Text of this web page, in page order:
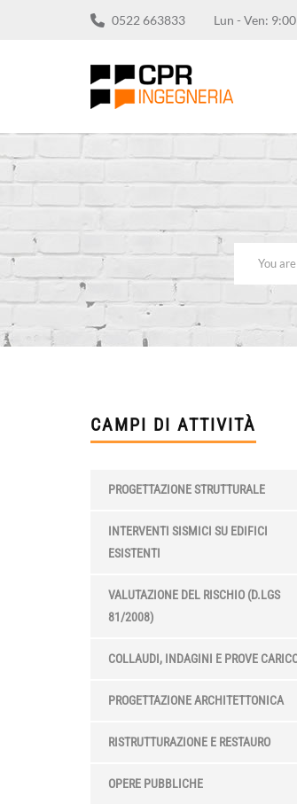
0522 663833 Lun - Ven:
CAMPI DI ATTIVITÀ
PROGETTAZIONE STRUTTURALE
INTERVENTI SISMICI SU EDIFICI
ESISTENTI
VALUTAZIONE DEL RISCHIO (D.LGS
81/2008)
COLLAUDI, INDAGINI E PROVE
PROGETTAZIONE ARCHITETTONICA
RISTRUTTURAZIONE E RESTAURO
OPERE PUBBLICHE